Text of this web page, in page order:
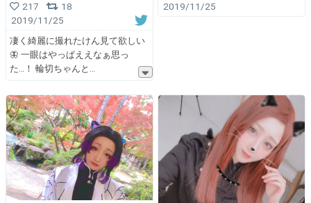
217
18
2019/11/25
凄く綺麗に撮れたけん見て欲しい
🦋 一眼はやっぱええなぁ思っ
た…！ 輪切ちゃんと
2019/11/25